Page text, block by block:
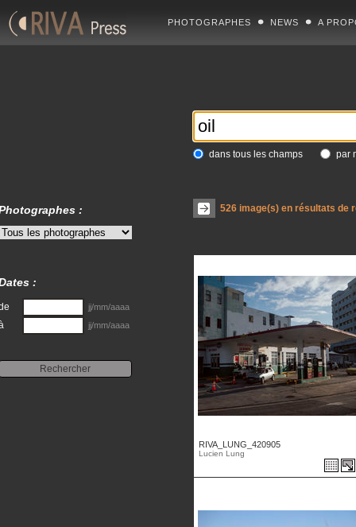
PHOTOGRAPHES NEWS A
dans tous les champs par
526image(s) en résultats de
RIVA_LUNG_420905
Lucien Lung
:
:
jj/mm/aaaa
jj/mm/aaaa